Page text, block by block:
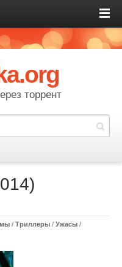
торрент
/ Триллеры / Ужасы /